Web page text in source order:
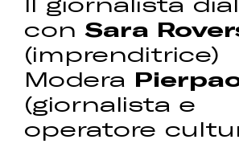
conSara
(imprenditrice)
Modera
(giornalista e
operatore